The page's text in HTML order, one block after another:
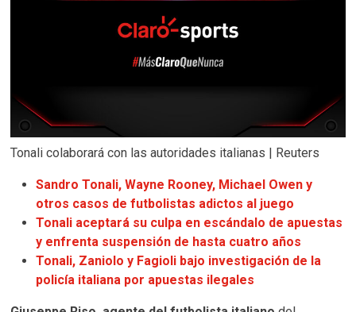
Tonali colaborará con las autoridades italianas | Reuters
Sandro Tonali, Wayne Rooney, Michael Owen y
otros casos de futbolistas adictos al juego
Tonali aceptará su culpa en escándalo de apuestas
y enfrenta suspensión de hasta cuatro años
Tonali, Zaniolo y Fagioli bajo investigación de la
policía italiana por apuestas ilegales